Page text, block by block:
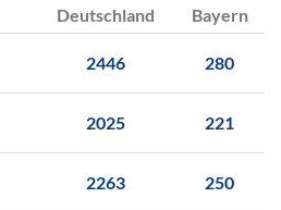
Deutschland
Bayern
2446 280
2025 221
2263 250